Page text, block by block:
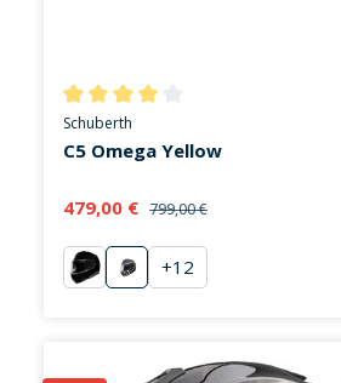
Durchschnittliche Bewertung von 4
Schuberth
C5 Omega Yellow
479,00 € 799,00 €
schwarzOmega Yellow
+12